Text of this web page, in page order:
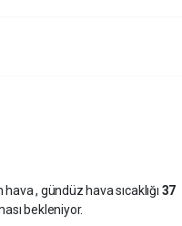
hava, gündüz hava sıcaklığı 37
bekleniyor.